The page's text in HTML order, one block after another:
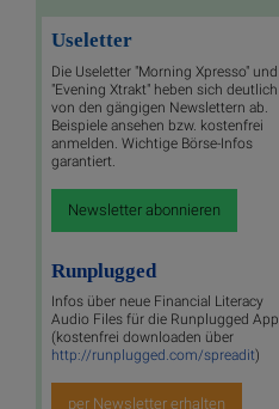
Useletter
Die Useletter "Morning Xpresso" und
"Evening Xtrakt" heben sich deutlich
von den gängigen Newslettern ab.
Beispiele ansehen bzw. kostenfrei
anmelden. Wichtige Börse-Infos
garantiert.
Newsletter abonnieren
Runplugged
Infos über neue Financial Literacy
Audio Files für die Runplugged App
(kostenfrei downloaden über
http://runplugged.com/spreadit)
per Newsletter erhalten